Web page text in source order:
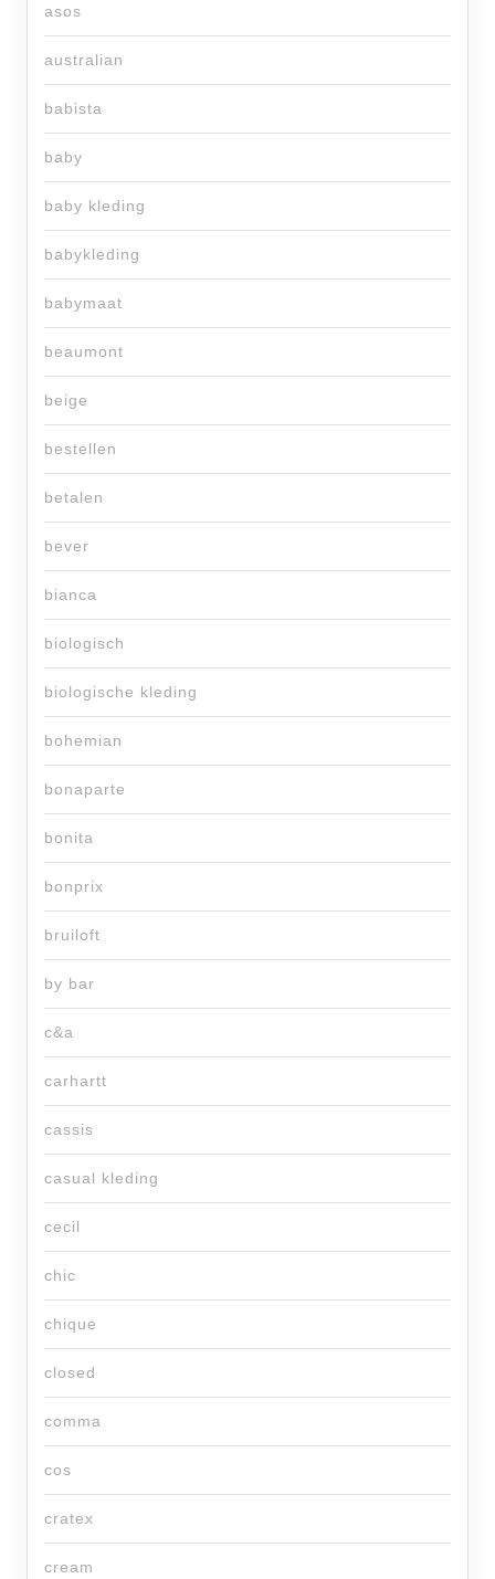
asos
australian
babista
baby
baby kleding
babykleding
babymaat
beaumont
beige
bestellen
betalen
bever
bianca
biologisch
biologische kleding
bohemian
bonaparte
bonita
bonprix
bruiloft
by bar
c&a
carhartt
cassis
casual kleding
cecil
chic
chique
closed
comma
cos
cratex
cream